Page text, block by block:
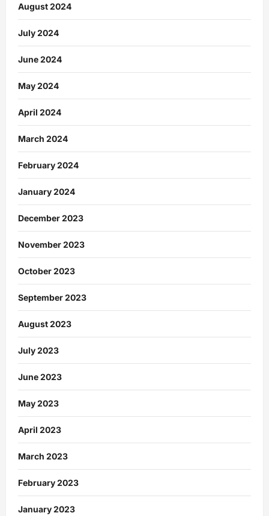
August 2024
July 2024
June 2024
May 2024
April 2024
March 2024
February 2024
January 2024
December 2023
November 2023
October 2023
September 2023
August 2023
July 2023
June 2023
May 2023
April 2023
March 2023
February 2023
January 2023